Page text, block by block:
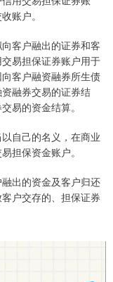
账户。
客户融出的证券和客
易担保证券账户用于
客户融资融券所生债
融券交易的证券结
易的资金结算。
自己的名义，在商业
担保资金账户。
出的资金及客户归还
户交存的、担保证券